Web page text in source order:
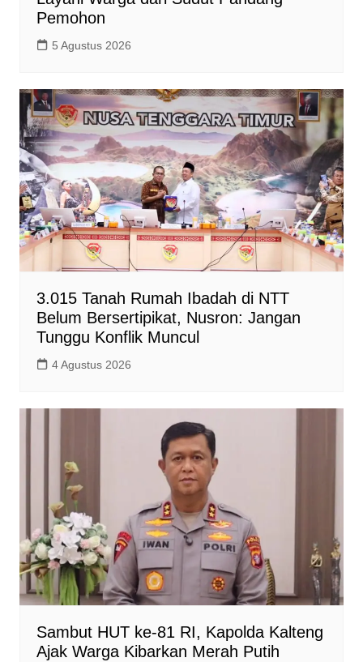
Pemohon
5 Agustus 2026
3.015 Tanah Rumah Ibadah di NTT
Belum Bersertipikat, Nusron: Jangan
Tunggu Konflik Muncul
4 Agustus 2026
Sambut HUT ke-81 RI, Kapolda Kalteng
Ajak Warga Kibarkan Merah Putih